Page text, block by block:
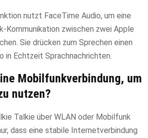
nutzt FaceTime Audio, um eine
Kommunikation zwischen zwei Apple
Sie drücken zum Sprechen einen
in Echtzeit Sprachnachrichten.
Mobilfunkverbindung, um
nutzen?
Talkie über WLAN oder Mobilfunk
dass eine stabile Internetverbindung